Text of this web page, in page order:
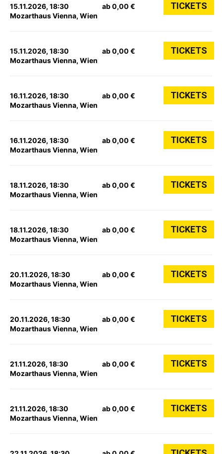
15.11.2026, 18:30
Mozarthaus Vienna, Wien
ab 0,00 € TICKETS
15.11.2026, 18:30
Mozarthaus Vienna, Wien
ab 0,00 € TICKETS
16.11.2026, 18:30
Mozarthaus Vienna, Wien
ab 0,00 € TICKETS
16.11.2026, 18:30
Mozarthaus Vienna, Wien
ab 0,00 € TICKETS
18.11.2026, 18:30
Mozarthaus Vienna, Wien
ab 0,00 € TICKETS
18.11.2026, 18:30
Mozarthaus Vienna, Wien
ab 0,00 € TICKETS
20.11.2026, 18:30
Mozarthaus Vienna, Wien
ab 0,00 € TICKETS
20.11.2026, 18:30
Mozarthaus Vienna, Wien
ab 0,00 € TICKETS
21.11.2026, 18:30
Mozarthaus Vienna, Wien
ab 0,00 € TICKETS
21.11.2026, 18:30
Mozarthaus Vienna, Wien
ab 0,00 € TICKETS